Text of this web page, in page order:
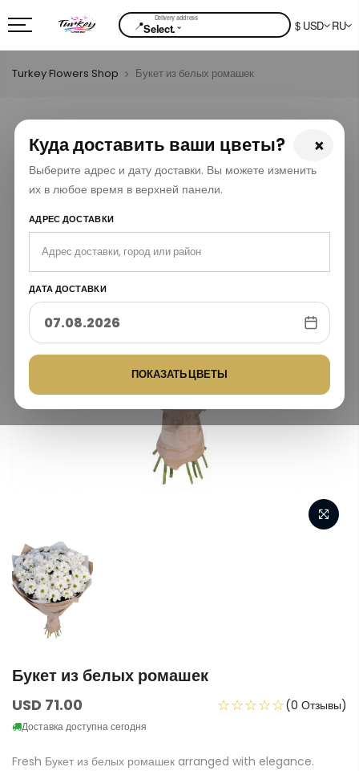
📍Select.⌄ $ USD RU
×
Куда доставить ваши цветы?
Выберите адрес и дату доставки. Вы можете изменить
их в любое время в верхней панели.
АДРЕС ДОСТАВКИ
ДАТА ДОСТАВКИ
ПОКАЗАТЬ ЦВЕТЫ
Turkey Flowers Shop Букет из белых ромашек
Букет из белых ромашек
USD 71.00
Доставка доступна сегодня
☆☆☆☆☆(0 Отзывы)
Fresh Букет из белых ромашек arranged with elegance.